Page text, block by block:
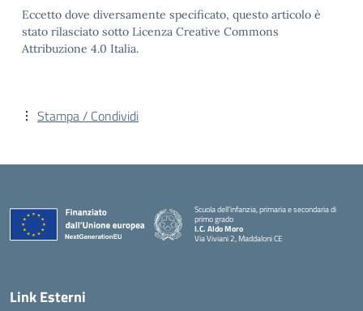
Eccetto dove diversamente specificato, questo articolo è
stato rilasciato sotto Licenza Creative Commons
Attribuzione 4.0 Italia.
Stampa / Condividi
Scuola dell’infanzia, primaria e secondaria di
primo grado
I.C. Aldo Moro
Via Viviani 2, Maddaloni CE
Link Esterni